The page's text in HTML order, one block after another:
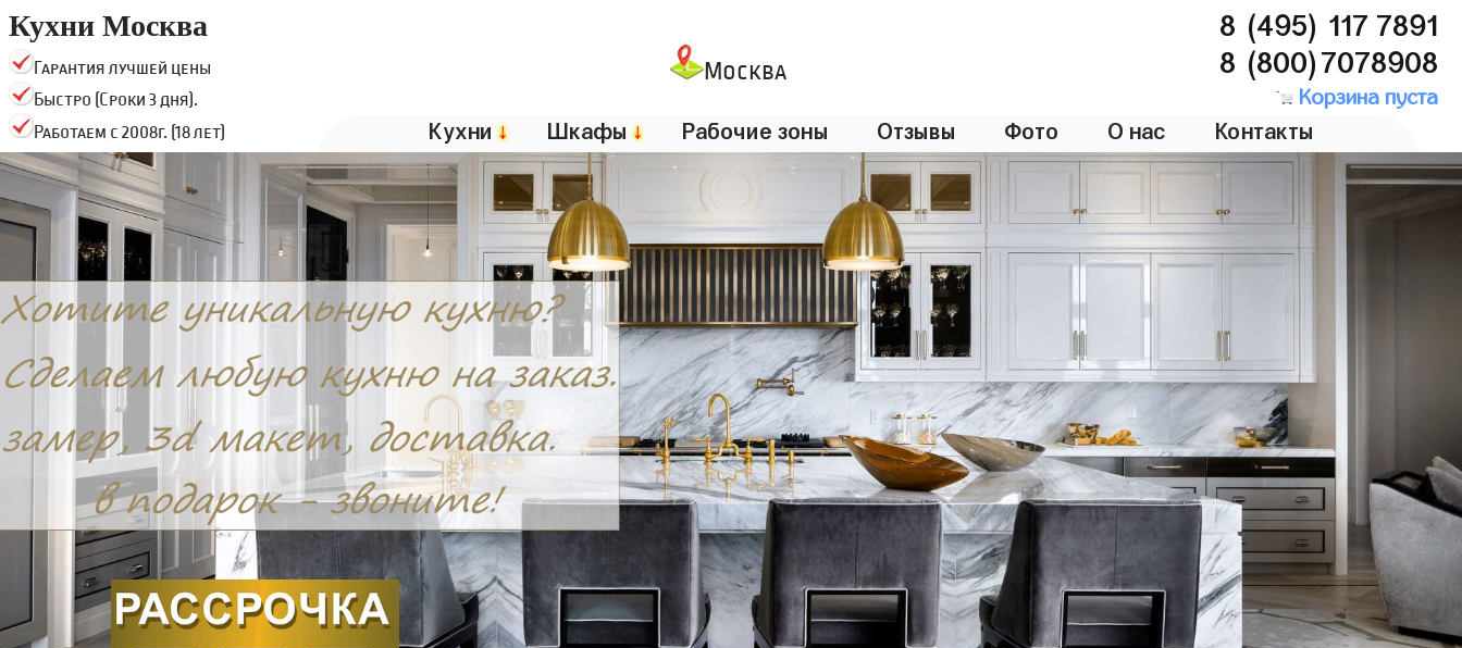
Кухни Москва
Гарантия лучшей цены
Быстро (Сроки 3 дня).
Работаем с 2008г. (18 лет)
Москва
8 (495) 117 7891
8 (800)7078908
Корзина пуста
Кухни↓ Шкафы↓ Рабочие зоны Отзывы Фото О нас Контакты